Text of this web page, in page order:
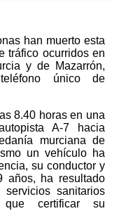
han muerto esta
tráfico ocurridos en
y de Mazarrón,
único de
8.40 horas en una
A-7 hacia
murciana de
un vehículo ha
su conductor y
años, ha resultado
sanitarios
certificar su